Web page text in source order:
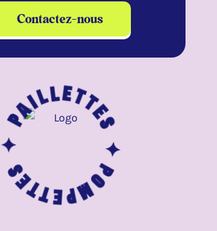
Contactez-nous
Paillettes ✦
Pompettes ✦